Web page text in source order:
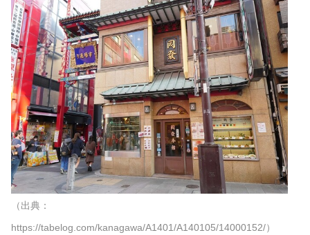
（出典：
https://tabelog.com/kanagawa/A1401/A140105/14000152/）